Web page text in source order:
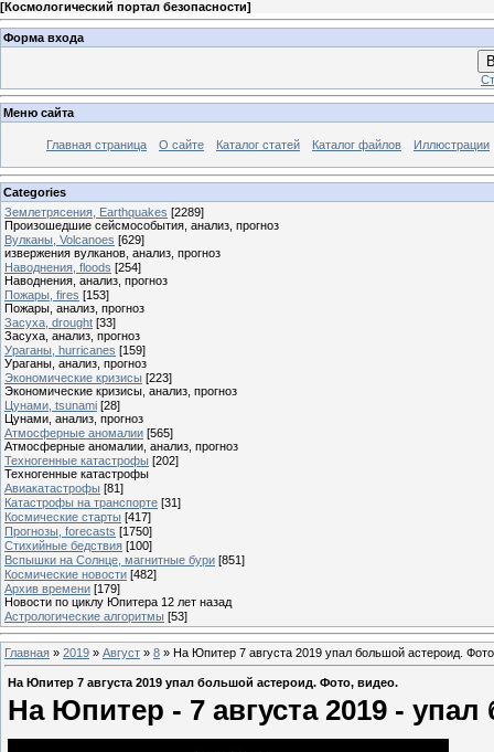
[Космологический портал безопасности]
Форма входа
Меню сайта
Главная страница О сайте Каталог статей Каталог файлов Иллюстрации
Categories
Землетрясения, Earthquakes [2289]
Произошедшие сейсмособытия, анализ, прогноз
Вулканы, Volcanoes [629]
извержения вулканов, анализ, прогноз
Наводнения, floods [254]
Наводнения, анализ, прогноз
Пожары, fires [153]
Пожары, анализ, прогноз
Засуха, drought [33]
Засуха, анализ, прогноз
Ураганы, hurricanes [159]
Ураганы, анализ, прогноз
Экономические кризисы [223]
Экономические кризисы, анализ, прогноз
Цунами, tsunami [28]
Цунами, анализ, прогноз
Атмосферные аномалии [565]
Атмосферные аномалии, анализ, прогноз
Техногенные катастрофы [202]
Техногенные катастрофы
Авиакатастрофы [81]
Катастрофы на транспорте [31]
Космические старты [417]
Прогнозы, forecasts [1750]
Стихийные бедствия [100]
Вспышки на Солнце, магнитные бури [851]
Космические новости [482]
Архив времени [179]
Новости по циклу Юпитера 12 лет назад
Астрологические алгоритмы [53]
Главная » 2019 » Август » 8 » На Юпитер 7 августа 2019 упал большой астероид.
На Юпитер 7 августа 2019 упал большой астероид. Фото, видео.
На Юпитер - 7 августа 2019 -